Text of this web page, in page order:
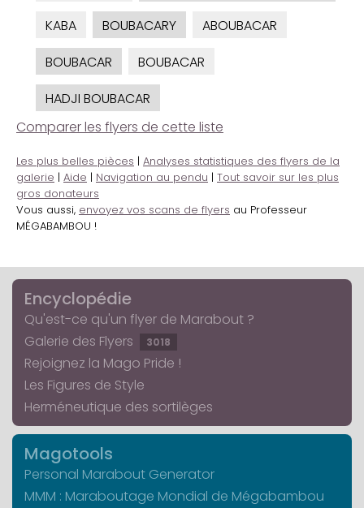
KABA
BOUBACARY
ABOUBACAR
BOUBACAR
BOUBACAR
HADJI BOUBACAR
Comparer les flyers de cette liste
Les plus belles pièces | Analyses statistiques des flyers de la
galerie | Aide | Navigation au pendu | Tout savoir sur les plus
gros donateurs
Vous aussi, envoyez vos scans de flyers au Professeur
MÉGABAMBOU !
Encyclopédie
Qu'est-ce qu'un flyer de Marabout ?
Galerie des Flyers
3018
Rejoignez la Mago Pride !
Les Figures de Style
Herméneutique des sortilèges
Magotools
Personal Marabout Generator
MMM : Maraboutage Mondial de Mégabambou